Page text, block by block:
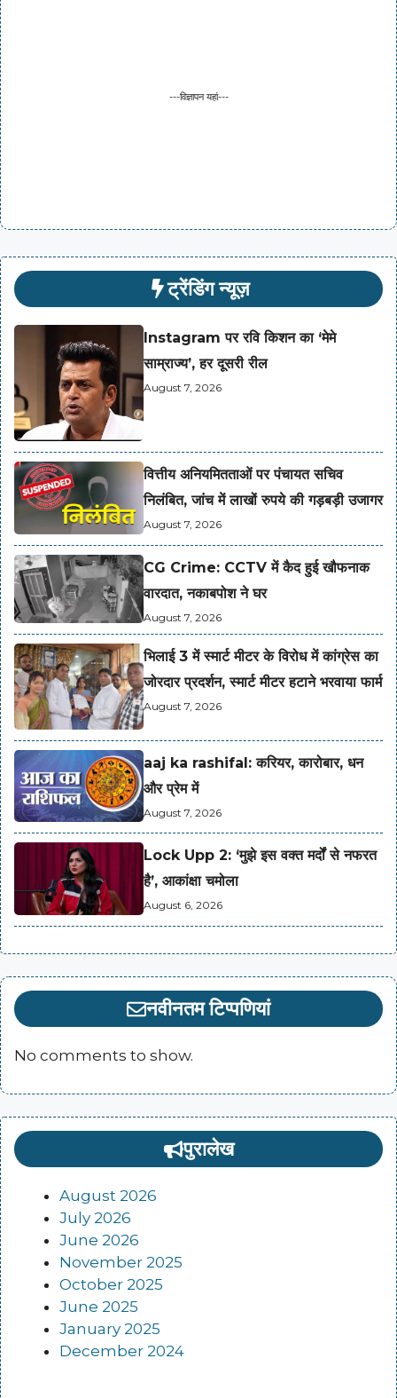
---विज्ञापन यहां---
ट्रेंडिंग न्यूज़
Instagram पर रवि किशन का ‘मेमे
साम्राज्य’, हर दूसरी रील
August 7, 2026
वित्तीय अनियमितताओं पर पंचायत सचिव
निलंबित, जांच में लाखों रुपये की गड़बड़ी उजागर
August 7, 2026
CG Crime: CCTV में कैद हुई खौफनाक
वारदात, नकाबपोश ने घर
August 7, 2026
भिलाई 3 में स्मार्ट मीटर के विरोध में कांग्रेस का
जोरदार प्रदर्शन, स्मार्ट मीटर हटाने भरवाया फार्म
August 7, 2026
aaj ka rashifal: करियर, कारोबार, धन
और प्रेम में
August 7, 2026
Lock Upp 2: ‘मुझे इस वक्त मर्दों से नफरत
है’, आकांक्षा चमोला
August 6, 2026
नवीनतम टिप्पणियां
No comments to show.
पुरालेख
August 2026
July 2026
June 2026
November 2025
October 2025
June 2025
January 2025
December 2024